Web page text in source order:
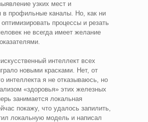
узких мест и
в профильные каналы. Но, как ни
процессы и резать
не всегда имеет желание
интеллект всех
новыми красками. Нет, от
интеллекта я не отказываюсь, но
«здоровья» этих железных
занимается локальная
покажу, что удалось запилить,
локальную модель и написал